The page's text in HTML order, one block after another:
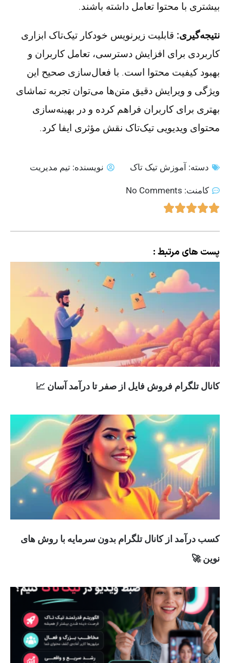
بیشتری با محتوا تعامل داشته باشند.
نتیجه‌گیری: قابلیت زیرنویس خودکار تیک‌تاک ابزاری
کاربردی برای افزایش دسترسی، تعامل کاربران و
بهبود کیفیت محتوا است. با فعال‌سازی صحیح این
ویژگی و ویرایش دقیق متن‌ها می‌توان تجربه تماشای
بهتری برای کاربران فراهم کرده و در بهینه‌سازی
محتوای ویدیویی تیک‌تاک نقش مؤثری ایفا کرد.
دسته: آموزش تیک تاک نویسنده: تیم مدیریت
کامنت:
پست های مرتبط :
کانال تلگرام فروش فایل از صفر تا درآمد آسان 📈
کسب درآمد از کانال تلگرام بدون سرمایه با روش های
نوین 🚀